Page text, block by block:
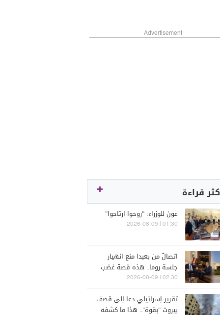
Advertisement
قراءة
عون للوزراء: "روحوا ارتاحوا"
01:30 | 2026-08-09
اتصالٌ من بعبدا منع انهيار
جلسة روما.. هذه قصة غضب
سيمون كرم
02:30 | 2026-08-09
تقرير إسرائيلي دعا إلى قصف
بيروت "بقوة".. هذا ما كشفه